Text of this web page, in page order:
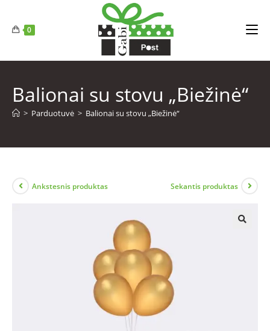
0
Balionai su stovu „Biežinė“
> Parduotuvė > Balionai su stovu „Biežinė“
Ankstesnis produktas Sekantis produktas